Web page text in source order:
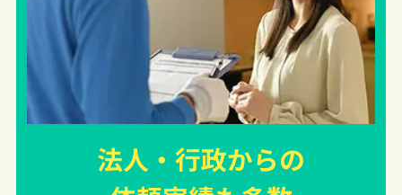
法人・行政からの